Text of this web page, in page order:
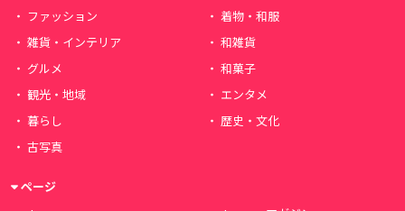
ファッション
着物・和服
雑貨・インテリア
和雑貨
グルメ
和菓子
観光・地域
エンタメ
暮らし
歴史・文化
古写真
ページ